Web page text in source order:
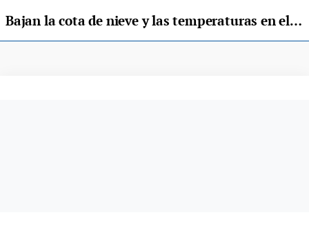
Bajan la cota de nieve y las temperaturas en el Oriente de Asturias